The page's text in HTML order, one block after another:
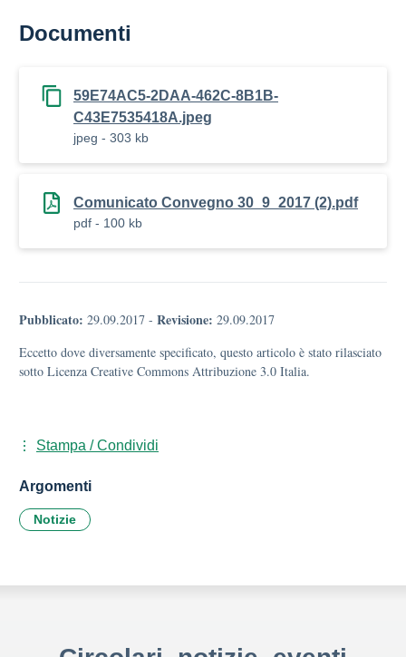
Documenti
59E74AC5-2DAA-462C-8B1B-
C43E7535418A.jpeg
jpeg - 303 kb
Comunicato Convegno 30_9_2017 (2).pdf
pdf - 100 kb
Pubblicato: 29.09.2017 - Revisione: 29.09.2017
Eccetto dove diversamente specificato, questo articolo è stato rilasciato
sotto Licenza Creative Commons Attribuzione 3.0 Italia.
Stampa / Condividi
Argomenti
Notizie